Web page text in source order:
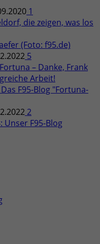
1
die zeigen, was los
5
– Danke, Frank
Arbeit!
2
Unser F95-Blog